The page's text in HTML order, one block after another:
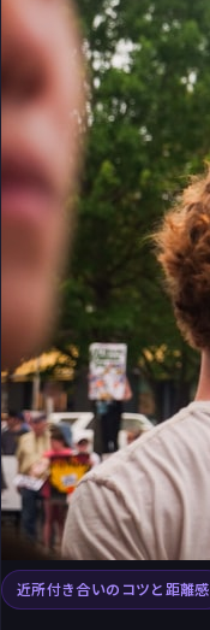
近所付き合いのコツと距離感